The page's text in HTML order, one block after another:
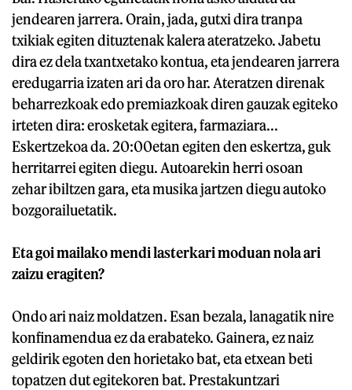
jendearen jarrera. Orain, jada, gutxi dira tranpa
txikiak egiten dituztenak kalera ateratzeko. Jabetu
dira ez dela txantxetako kontua, eta jendearen jarrera
eredugarria izaten ari da oro har. Ateratzen direnak
beharrezkoak edo premiazkoak diren gauzak egiteko
irteten dira: erosketak egitera, farmaziara...
Eskertzekoa da. 20:00etan egiten den eskertza, guk
herritarrei egiten diegu. Autoarekin herri osoan
zehar ibiltzen gara, eta musika jartzen diegu autoko
bozgorailuetatik.
Eta goi mailako mendi lasterkari moduan nola ari
zaizu eragiten?
Ondo ari naiz moldatzen. Esan bezala, lanagatik nire
konfinamendua ez da erabateko. Gainera, ez naiz
geldirik egoten den horietako bat, eta etxean beti
topatzen dut egitekoren bat. Prestakuntzari